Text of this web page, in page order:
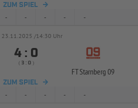
ZUM SPIEL
- - - - -
23.11.2025 /14:30 Uhr
 : 
(  :  )
FT Starnberg 09
ZUM SPIEL
- - - - -